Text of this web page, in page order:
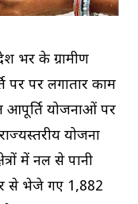
भर के ग्रामीण
पर पर लगातार काम
आपूर्ति योजनाओं पर
योजना
में नल से पानी
से भेजे गए 1,882